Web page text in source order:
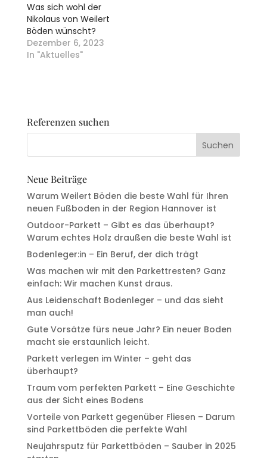
Was sich wohl der
Nikolaus von Weilert
Böden wünscht?
Dezember 6, 2023
In "Aktuelles"
Referenzen suchen
Neue Beiträge
Warum Weilert Böden die beste Wahl für Ihren
neuen Fußboden in der Region Hannover ist
Outdoor-Parkett – Gibt es das überhaupt?
Warum echtes Holz draußen die beste Wahl ist
Bodenleger:in – Ein Beruf, der dich trägt
Was machen wir mit den Parkettresten? Ganz
einfach: Wir machen Kunst draus.
Aus Leidenschaft Bodenleger – und das sieht
man auch!
Gute Vorsätze fürs neue Jahr? Ein neuer Boden
macht sie erstaunlich leicht.
Parkett verlegen im Winter – geht das
überhaupt?
Traum vom perfekten Parkett – Eine Geschichte
aus der Sicht eines Bodens
Vorteile von Parkett gegenüber Fliesen – Darum
sind Parkettböden die perfekte Wahl
Neujahrsputz für Parkettböden – Sauber in 2025